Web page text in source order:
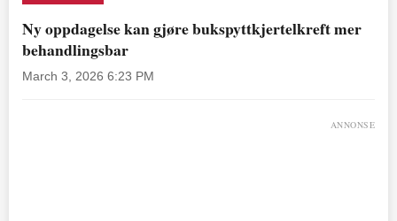
Ny oppdagelse kan gjøre bukspyttkjertelkreft mer
behandlingsbar
March 3, 2026 6:23 PM
ANNONSE